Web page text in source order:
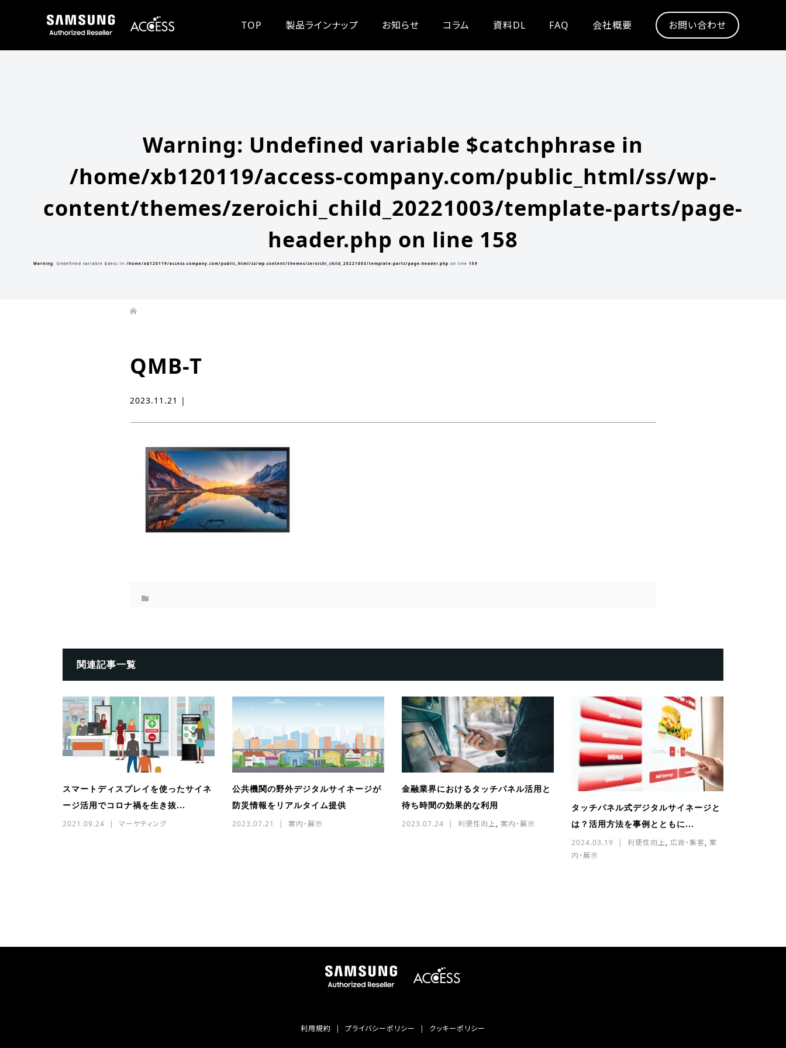
TOP 製品ラインナップ お知らせ コラム 資料DL FAQ 会社概要 お問い合わせ
Warning: Undefined variable $catchphrase in
/home/xb120119/access-company.com/public_html/ss/wp-
content/themes/zeroichi_child_20221003/template-parts/page-
header.php on line 158
Warning: Undefined variable $desc in /home/xb120119/access-company.com/public_html/ss/wp-content/themes/zeroichi_child_20221003/template-parts/page-header.php on line 159
QMB-T
2023.11.21 |
関連記事一覧
スマートディスプレイを使ったサイネ
ージ活用でコロナ禍を生き抜...
2021.09.24 マーケティング
公共機関の野外デジタルサイネージが
防災情報をリアルタイム提供
2023.07.21 案内・展示
金融業界におけるタッチパネル活用と
待ち時間の効果的な利用
2023.07.24 利便性向上, 案内・展示
タッチパネル式デジタルサイネージと
は？活用方法を事例とともに...
2024.03.19 利便性向上, 広告・集客, 案
内・展示
利用規約 プライバシーポリシー クッキーポリシー